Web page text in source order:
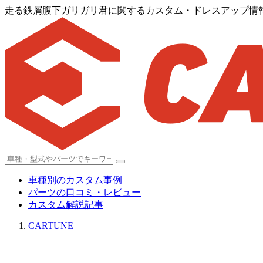
走る鉄屑腹下ガリガリ君に関するカスタム・ドレスアップ情
車種別のカスタム事例
パーツの口コミ・レビュー
カスタム解説記事
CARTUNE